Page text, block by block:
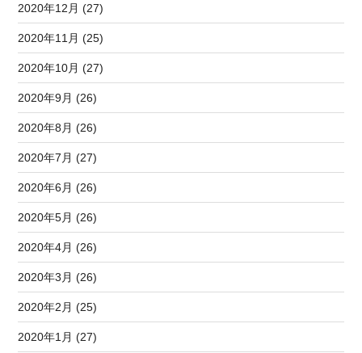
2020年12月 (27)
2020年11月 (25)
2020年10月 (27)
2020年9月 (26)
2020年8月 (26)
2020年7月 (27)
2020年6月 (26)
2020年5月 (26)
2020年4月 (26)
2020年3月 (26)
2020年2月 (25)
2020年1月 (27)